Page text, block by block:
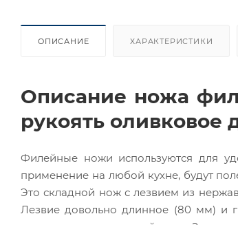
ОПИСАНИЕ ХАРАКТЕРИСТИКИ
Описание ножа
рукоять оливковое
Филейные ножи используются для
применение на любой кухне, будут
Это складной нож с лезвием из
Лезвие довольно длинное (80 мм) и